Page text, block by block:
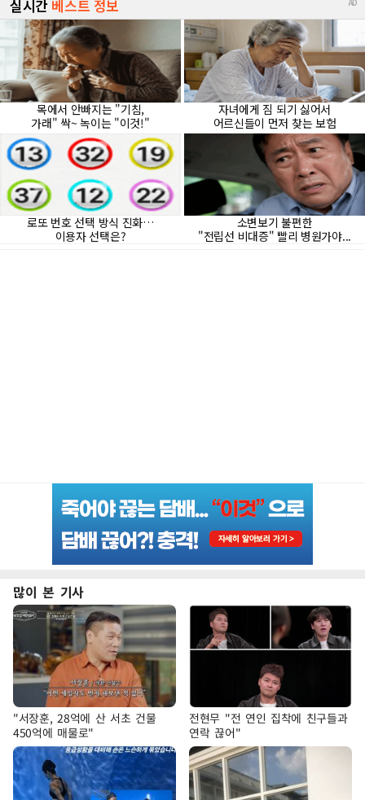
많이 본 기사
"서장훈, 28억에 산 서초 건물
450억에 매물로"
전현무 "전 연인 집착에 친구들과
연락 끊어"